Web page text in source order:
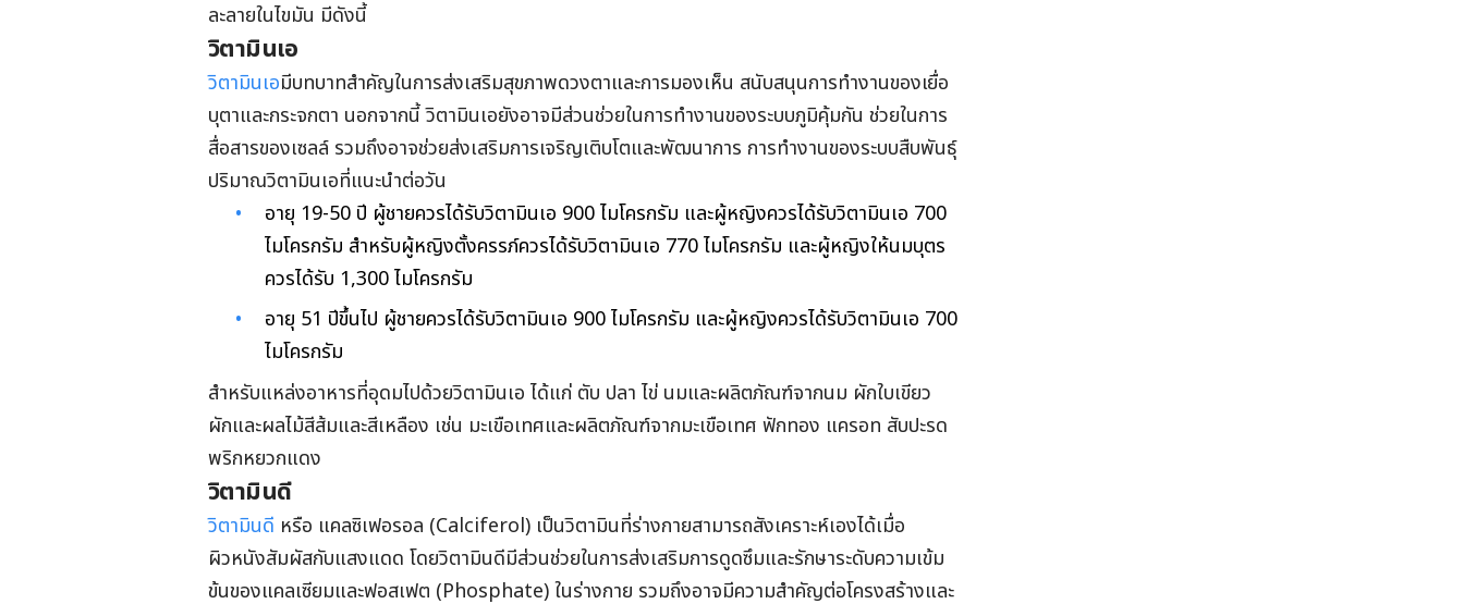
ละลายในไขมัน มีดังนี้
วิตามินเอ
วิตามินเอมีบทบาทสำคัญในการส่งเสริมสุขภาพดวงตาและการมองเห็น สนับสนุนการทำงานของเยื่อ
บุตาและกระจกตา นอกจากนี้ วิตามินเอยังอาจมีส่วนช่วยในการทำงานของระบบภูมิคุ้มกัน ช่วยในการ
สื่อสารของเซลล์ รวมถึงอาจช่วยส่งเสริมการเจริญเติบโตและพัฒนาการ การทำงานของระบบสืบพันธุ์
ปริมาณวิตามินเอที่แนะนำต่อวัน
อายุ 19-50 ปี ผู้ชายควรได้รับวิตามินเอ 900 ไมโครกรัม และผู้หญิงควรได้รับวิตามินเอ 700
ไมโครกรัม สำหรับผู้หญิงตั้งครรภ์ควรได้รับวิตามินเอ 770 ไมโครกรัม และผู้หญิงให้นมบุตร
ควรได้รับ 1,300 ไมโครกรัม
อายุ 51 ปีขึ้นไป ผู้ชายควรได้รับวิตามินเอ 900 ไมโครกรัม และผู้หญิงควรได้รับวิตามินเอ 700
ไมโครกรัม
สำหรับแหล่งอาหารที่อุดมไปด้วยวิตามินเอ ได้แก่ ตับ ปลา ไข่ นมและผลิตภัณฑ์จากนม ผักใบเขียว
ผักและผลไม้สีส้มและสีเหลือง เช่น มะเขือเทศและผลิตภัณฑ์จากมะเขือเทศ ฟักทอง แครอท สับปะรด
พริกหยวกแดง
วิตามินดี
วิตามินดี หรือ แคลซิเฟอรอล (Calciferol) เป็นวิตามินที่ร่างกายสามารถสังเคราะห์เองได้เมื่อ
ผิวหนังสัมผัสกับแสงแดด โดยวิตามินดีมีส่วนช่วยในการส่งเสริมการดูดซึมและรักษาระดับความเข้ม
ข้นของแคลเซียมและฟอสเฟต (Phosphate) ในร่างกาย รวมถึงอาจมีความสำคัญต่อโครงสร้างและ